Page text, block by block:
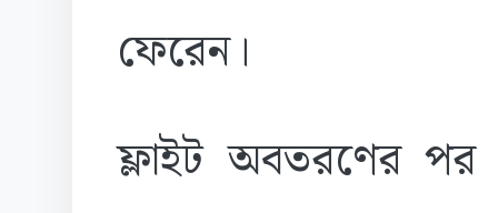
ফেরেন।
ফ্লাইট অবতরণের পর